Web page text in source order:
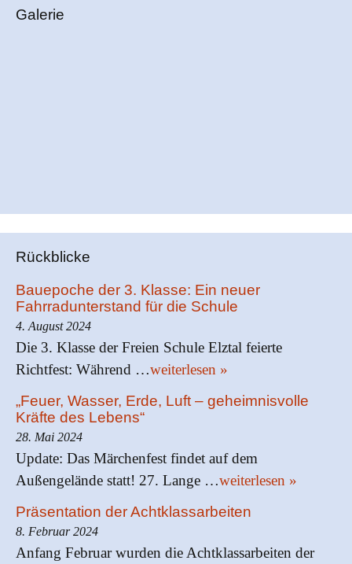
iGalerie
Rückblicke
Bauepoche der 3. Klasse: Ein neuer
Fahrradunterstand für die Schule
4. August 2024
Die 3. Klasse der Freien Schule Elztal feierte
Richtfest: Während …weiterlesen »
„Feuer, Wasser, Erde, Luft – geheimnisvolle
Kräfte des Lebens“
28. Mai 2024
Update: Das Märchenfest findet auf dem
Außengelände statt! 27. Lange …weiterlesen »
Präsentation der Achtklassarbeiten
8. Februar 2024
Anfang Februar wurden die Achtklassarbeiten der